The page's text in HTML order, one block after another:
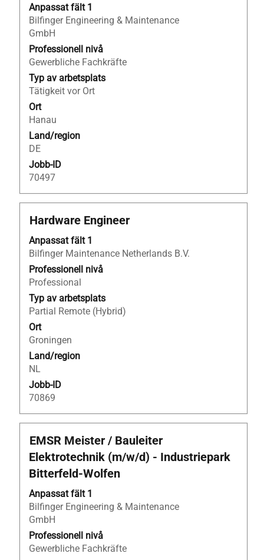
Anpassat fält 1
Bilfinger Engineering & Maintenance
GmbH
Professionell nivå
Gewerbliche Fachkräfte
Typ av arbetsplats
Tätigkeit vor Ort
Ort
Hanau
Land/region
DE
Jobb-ID
70497
för
att
visa
allt
innehåll
i
jobbeskrivningen.
Titel
Hardware Engineer
Anpassat fält 1
Bilfinger Maintenance Netherlands B.V.
Professionell nivå
Professional
Typ av arbetsplats
Partial Remote (Hybrid)
Ort
Groningen
Land/region
NL
Jobb-ID
70869
Klicka
blankstegstangenten
för
att
visa
allt
innehåll
i
jobbeskrivningen.
Titel
EMSR Meister / Bauleiter
Elektrotechnik (m/w/d) - Industriepark
Bitterfeld‑Wolfen
Anpassat fält 1
Bilfinger Engineering & Maintenance
GmbH
Professionell nivå
Gewerbliche Fachkräfte
Klicka
på
blankstegstangenten
för
att
visa
allt
innehåll
i
jobbeskrivningen.